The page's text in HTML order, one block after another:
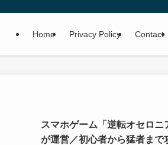
Home Privacy Policy Contact
スマホゲーム「逆転オセロニ
が運営／初心者から猛者まで